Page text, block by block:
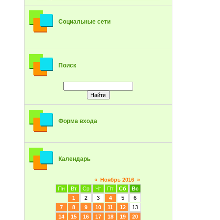
Социальные сети
Поиск
Форма входа
Календарь
« Ноябрь 2016 »
Пн
Вт Ср Чт Пт Сб
Вс
1
2 3 4 5
6
7
8 9 10 11 12
13
14
15 16 17 18 19
20